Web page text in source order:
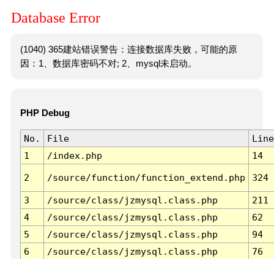
Database Error
(1040) 365建站错误警告：连接数据库失败，可能的原
因：1、数据库密码不对; 2、mysql未启动。
PHP Debug
No. File
Line
1
/index.php 14
2 /source/function/function_extend.php 324
3 /source/class/jzmysql.class.php
211
4
/source/class/jzmysql.class.php
62
5
/source/class/jzmysql.class.php
94
6
/source/class/jzmysql.class.php 76